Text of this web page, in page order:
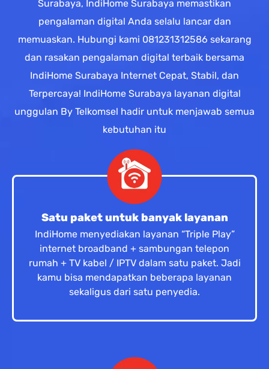
Surabaya, IndiHome Surabaya memastikan
pengalaman digital Anda selalu lancar dan
memuaskan. Hubungi kami 081231312586 sekarang
dan rasakan pengalaman digital terbaik bersama
IndiHome Surabaya Internet Cepat, Stabil, dan
Terpercaya! IndiHome Surabaya layanan digital
unggulan By Telkomsel hadir untuk menjawab semua
kebutuhan itu
Satu paket untuk banyak layanan
IndiHome menyediakan layanan “Triple Play”
internet broadband + sambungan telepon
rumah + TV kabel / IPTV dalam satu paket. Jadi
kamu bisa mendapatkan beberapa layanan
sekaligus dari satu penyedia.